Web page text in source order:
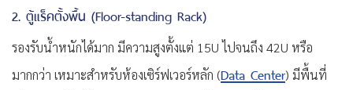
2. ตู้แร็คตั้งพื้น (Floor-standing Rack)
รองรับน้ำหนักได้มาก มีความสูงตั้งแต่ 15U ไปจนถึง 42U หรือ
มากกว่า เหมาะสำหรับห้องเซิร์ฟเวอร์หลัก (Data Center) มีพื้นที่